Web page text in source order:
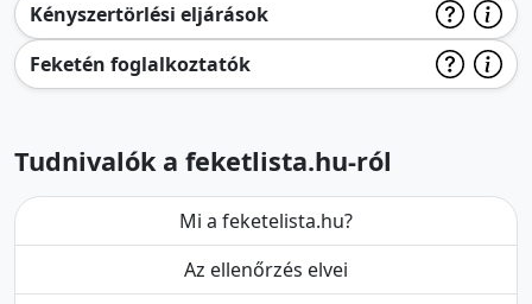
Kényszertörlési eljárások
Feketén foglalkoztatók
Tudnivalók a feketlista.hu-ról
Mi a feketelista.hu?
Az ellenőrzés elvei